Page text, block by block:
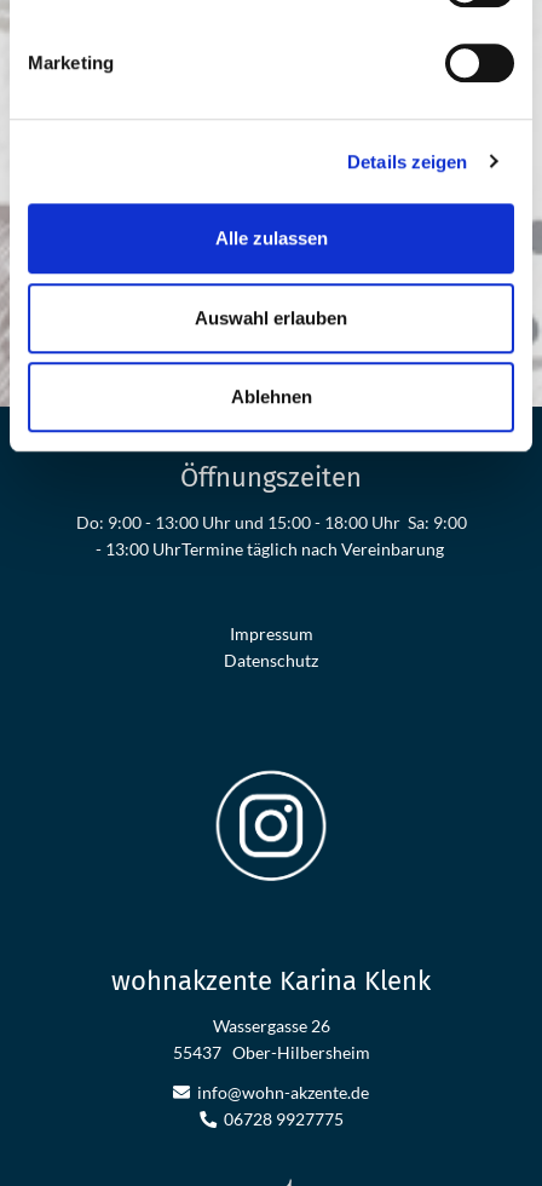
Marketing
Details zeigen
Alle zulassen
Auswahl erlauben
Ablehnen
Öffnungszeiten
Do: 9:00 - 13:00 Uhr und 15:00 - 18:00 Uhr Sa: 9:00
- 13:00 Uhr ​​​​​​​Termine täglich nach Vereinbarung
Impressum
Datenschutz
wohnakzente Karina Klenk
Wassergasse 26
55437 Ober-Hilbersheim
info@wohn-akzente.de
06728 9927775